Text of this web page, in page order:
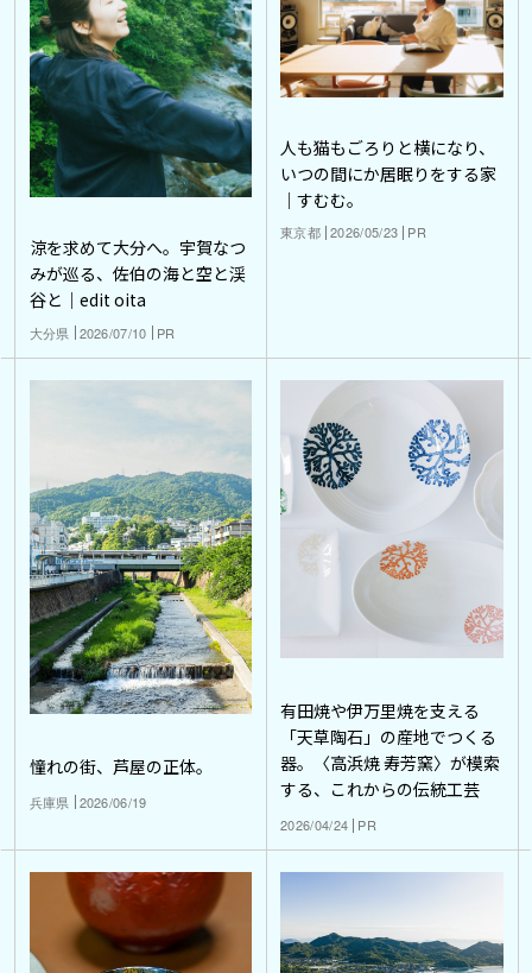
涼を求めて大分へ。宇賀なつ
みが巡る、佐伯の海と空と渓
谷と｜edit oita
大分県 2026/07/10 PR
人も猫もごろりと横になり、
いつの間にか居眠りをする家
｜すむむ。
東京都 2026/05/23 PR
憧れの街、芦屋の正体。
兵庫県 2026/06/19
有田焼や伊万里焼を支える
「天草陶石」の産地でつくる
器。〈高浜焼 寿芳窯〉が模索
する、これからの伝統工芸
2026/04/24 PR